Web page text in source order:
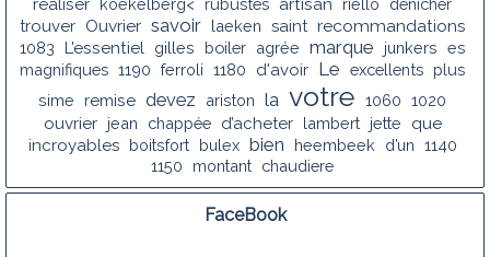
réaliser artisan
trouver Ouvrier savoir laeken saint recommandations
1083 L'essentiel gilles boiler agrée marque junkers es
magnifiques 1190 ferroli 1180 d'avoir Le excellents plus
sime remise devez ariston la votre 1060 1020
ouvrier jean chappée d’acheter lambert jette
que
incroyables
boitsfort bulex bien heembeek d’un 1140
1150
montant chaudiere
FaceBook